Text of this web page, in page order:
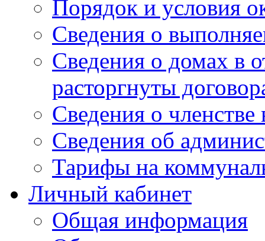
Порядок и условия
Сведения о
Сведения о домах в
расторгнуты
Сведения о
Сведения об
Тарифы на
Личный кабинет
Общая информация